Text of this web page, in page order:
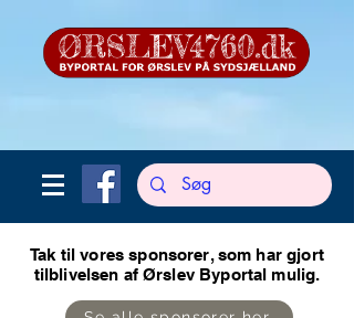
Tak til vores sponsorer, som har gjort
tilblivelsen af Ørslev Byportal mulig.